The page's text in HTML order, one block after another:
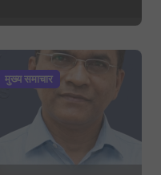
मुख्य समाचार